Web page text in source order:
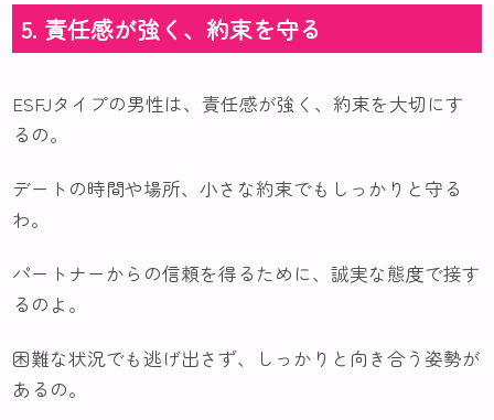
5. 責任感が強く、約束を守る
ESFJタイプの男性は、責任感が強く、約束を大切にす
るの。
デートの時間や場所、小さな約束でもしっかりと守る
わ。
パートナーからの信頼を得るために、誠実な態度で接す
るのよ。
困難な状況でも逃げ出さず、しっかりと向き合う姿勢が
あるの。